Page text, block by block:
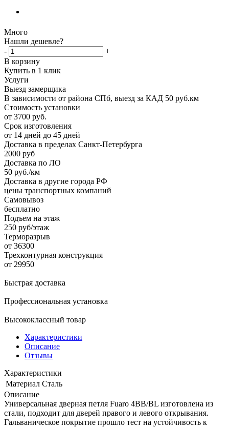
Много
Нашли дешевле?
-
+
В корзину
Купить в 1 клик
Услуги
Выезд замерщика
В зависимости от района СПб, выезд за КАД 50 руб.км
Стоимость установки
от 3700 руб.
Срок изготовления
от 14 дней до 45 дней
Доставка в пределах Санкт-Петербурга
2000 руб
Доставка по ЛО
50 руб./км
Доставка в другие города РФ
цены транспортных компаний
Самовывоз
бесплатно
Подъем на этаж
250 руб/этаж
Терморазрыв
от 36300
Трехконтурная конструкция
от 29950
Быстрая доставка
Профессиональная установка
Высококлассный товар
Характеристики
Описание
Отзывы
Характеристики
Материал Сталь
Описание
Универсальная дверная петля Fuaro 4BB/BL изготовлена из
стали, подходит для дверей правого и левого открывания.
Гальваническое покрытие прошло тест на устойчивость к